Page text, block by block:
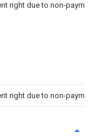
right due to non-
right due to non-